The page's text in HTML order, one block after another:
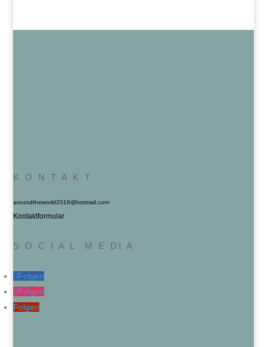
K O N T A K T
aroundtheworld2016@hotmail.com
Kontaktformular
S O C I A L M E DI A
Folgen
Folgen
Folgen